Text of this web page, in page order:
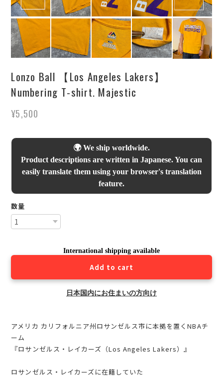
Lonzo Ball 【Los Angeles Lakers】
Numbering T-shirt. Majestic
¥5,500
🌍 We ship worldwide.
Product descriptions are written in Japanese. You can
easily translate them using your browser's translation
feature.
数量
International shipping available
Add to cart
日本国内にお住まいの方向け
アメリカ カリフォルニア州ロサンゼルス市に本拠を置くNBAチ
ーム
『ロサンゼルス・レイカーズ（Los Angeles Lakers）』
ロサンゼルス・レイカーズに在籍していた